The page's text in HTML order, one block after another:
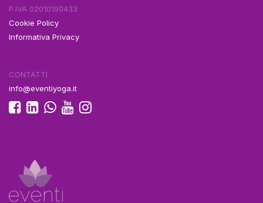
P.IVA 02010190433
Cookie Policy
Informativa Privacy
CONTATTI
info@eventiyoga.it